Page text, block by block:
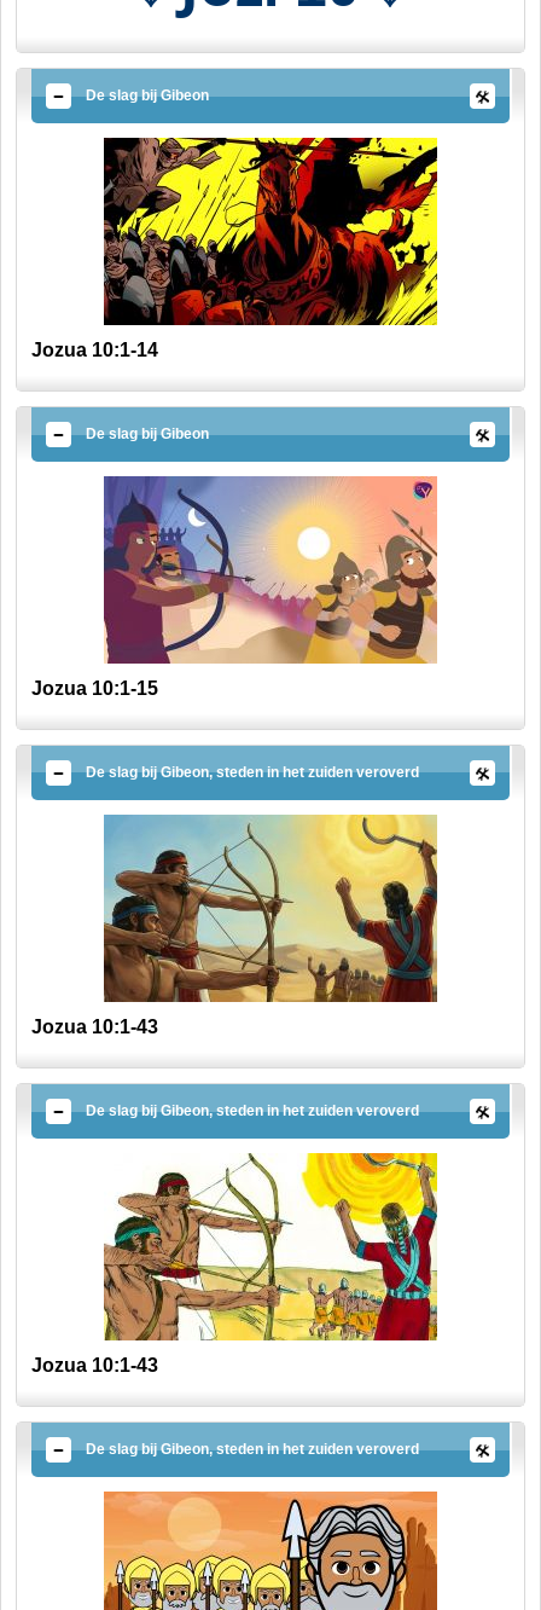
De slag bij Gibeon
Jozua 10:1-14
De slag bij Gibeon
Jozua 10:1-15
De slag bij Gibeon, steden in het zuiden veroverd
Jozua 10:1-43
De slag bij Gibeon, steden in het zuiden veroverd
Jozua 10:1-43
De slag bij Gibeon, steden in het zuiden veroverd